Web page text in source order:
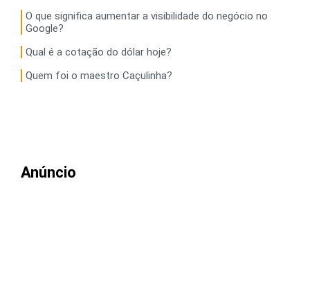
O que significa aumentar a visibilidade do negócio no
Google?
Qual é a cotação do dólar hoje?
Quem foi o maestro Caçulinha?
Anúncio